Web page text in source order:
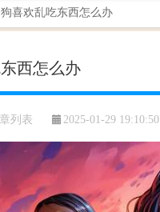
喜欢乱吃东西怎么办
西怎么办
列表 2025-01-29 19:10:50